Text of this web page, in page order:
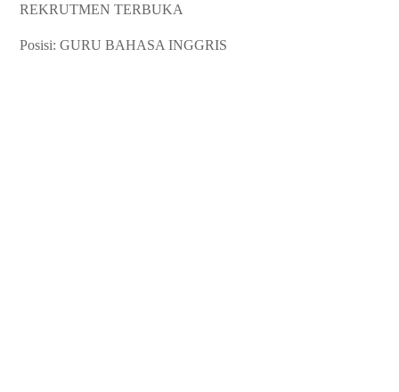
REKRUTMEN TERBUKA
Posisi: GURU BAHASA INGGRIS